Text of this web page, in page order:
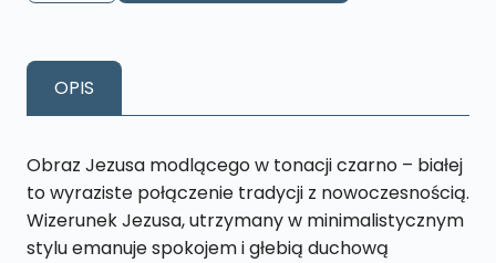
Czarno
XL5
40
x
65
OPIS
Obraz Jezusa modlącego w tonacji czarno – białej
to wyraziste połączenie tradycji z nowoczesnością.
Wizerunek Jezusa, utrzymany w minimalistycznym
stylu emanuje spokojem i głebią duchową